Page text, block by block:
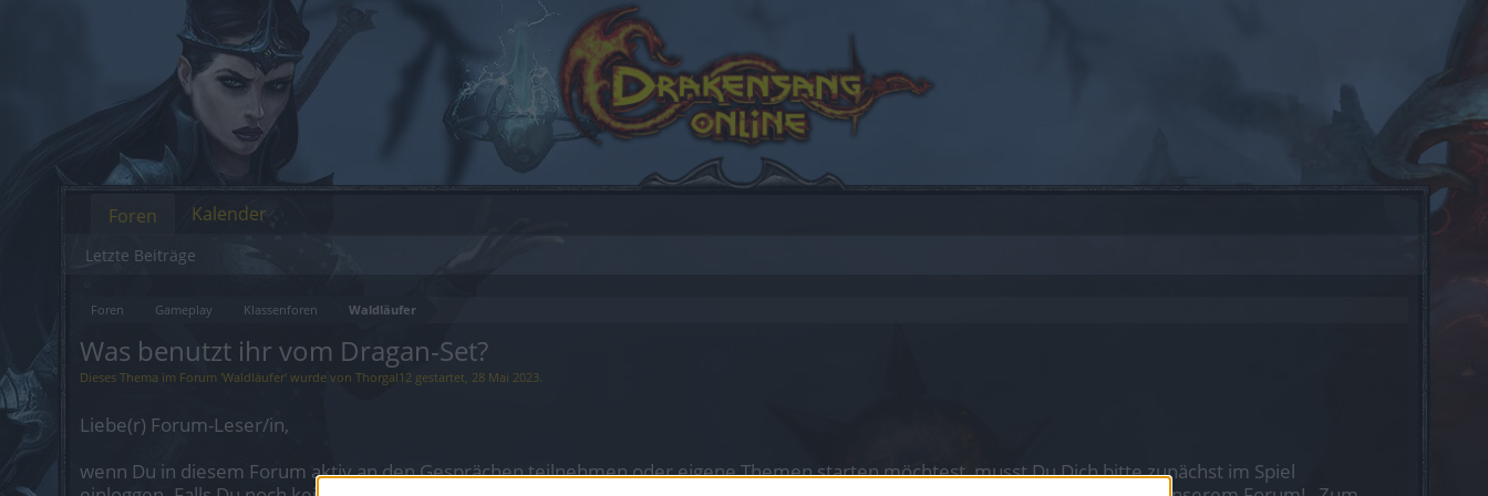
Foren Gameplay Klassenforen Waldläufer
Was benutzt ihr vom Dragan-Set?
Dieses Thema im Forum 'Waldläufer' wurde von Thorgal12 gestartet, 28 Mai 2023.
Liebe(r) Forum-Leser/in,
wenn Du in diesem Forum aktiv an den Gesprächen teilnehmen oder eigene Themen starten möchtest, musst Du Dich bitte zunächst im Spiel
Foren
Letzte Beiträge
Kalender